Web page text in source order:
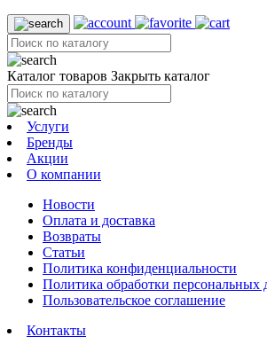
Каталог товаров Закрыть каталог
Услуги
Бренды
Акции
О компании
Новости
Оплата и доставка
Возвраты
Статьи
Политика конфиденциальности
Политика обработки персональных
Пользовательское соглашение
Контакты